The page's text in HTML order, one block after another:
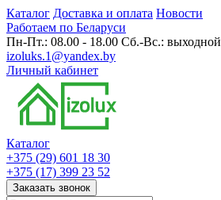
Каталог Доставка и оплата Новости
Работаем по Беларуси
Пн-Пт.: 08.00 - 18.00 Сб.-Вс.: выходной
izoluks.1@yandex.by
Личный кабинет
Каталог
+375 (29) 601 18 30
+375 (17) 399 23 52
Заказать звонок